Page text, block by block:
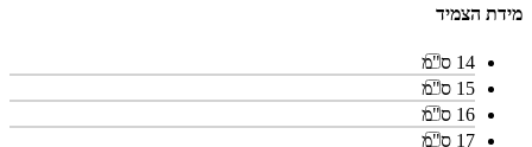
מידת הצמיד
14 ס"מ
15 ס"מ
16 ס"מ
17 ס"מ